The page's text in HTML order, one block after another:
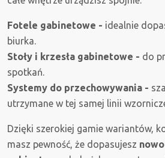
Fotele gabinetowe - idealnie
biurka.
Stoły i krzesła gabinetowe - do
spotkań.
Systemy do przechowywania -
utrzymane w tej samej linii
Dzięki szerokiej gamie wariantów,
masz pewność, że dopasujesz